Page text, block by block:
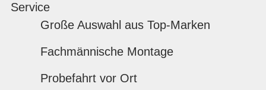
Service
Große Auswahl aus Top-Marken
Fachmännische Montage
Probefahrt vor Ort